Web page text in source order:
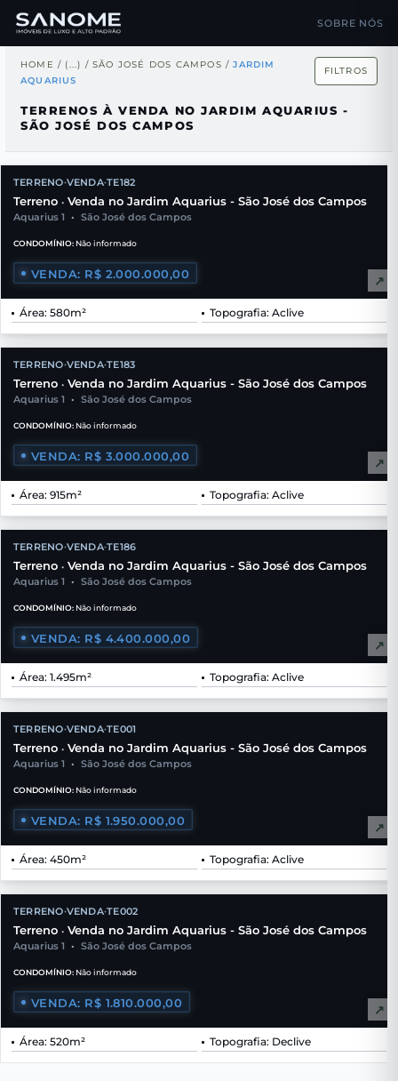
SOBRE NÓS
HOME / (...) / SÃO JOSÉ DOS CAMPOS / JARDIM
AQUARIUS
FILTROS
TERRENOS À VENDA NO JARDIM AQUARIUS -
SÃO JOSÉ DOS CAMPOS
TERRENO•VENDA•TE182
Terreno • Venda no Jardim Aquarius - São José dos Campos
Aquarius 1 • São José dos Campos
CONDOMÍNIO: Não informado
VENDA: R$ 2.000.000,00 ↗
Área: 580m² Topografia: Aclive
TERRENO•VENDA•TE183
Terreno • Venda no Jardim Aquarius - São José dos Campos
Aquarius 1 • São José dos Campos
CONDOMÍNIO: Não informado
VENDA: R$ 3.000.000,00 ↗
Área: 915m² Topografia: Aclive
TERRENO•VENDA•TE186
Terreno • Venda no Jardim Aquarius - São José dos Campos
Aquarius 1 • São José dos Campos
CONDOMÍNIO: Não informado
VENDA: R$ 4.400.000,00 ↗
Área: 1.495m² Topografia: Aclive
TERRENO•VENDA•TE001
Terreno • Venda no Jardim Aquarius - São José dos Campos
Aquarius 1 • São José dos Campos
CONDOMÍNIO: Não informado
VENDA: R$ 1.950.000,00 ↗
Área: 450m² Topografia: Aclive
TERRENO•VENDA•TE002
Terreno • Venda no Jardim Aquarius - São José dos Campos
Aquarius 1 • São José dos Campos
CONDOMÍNIO: Não informado
VENDA: R$ 1.810.000,00 ↗
Área: 520m² Topografia: Declive